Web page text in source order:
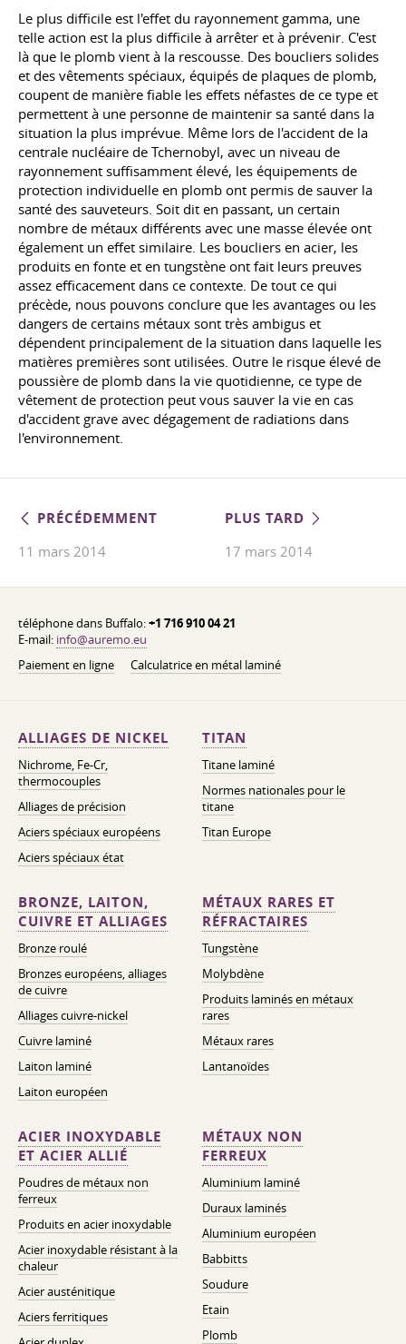
Le plus difficile est l'effet du rayonnement gamma, une
telle action est la plus difficile à arrêter et à prévenir. C'est
là que le plomb vient à la rescousse. Des boucliers solides
et des vêtements spéciaux, équipés de plaques de plomb,
coupent de manière fiable les effets néfastes de ce type et
permettent à une personne de maintenir sa santé dans la
situation la plus imprévue. Même lors de l'accident de la
centrale nucléaire de Tchernobyl, avec un niveau de
rayonnement suffisamment élevé, les équipements de
protection individuelle en plomb ont permis de sauver la
santé des sauveteurs. Soit dit en passant, un certain
nombre de métaux différents avec une masse élevée ont
également un effet similaire. Les boucliers en acier, les
produits en fonte et en tungstène ont fait leurs preuves
assez efficacement dans ce contexte. De tout ce qui
précède, nous pouvons conclure que les avantages ou les
dangers de certains métaux sont très ambigus et
dépendent principalement de la situation dans laquelle les
matières premières sont utilisées. Outre le risque élevé de
poussière de plomb dans la vie quotidienne, ce type de
vêtement de protection peut vous sauver la vie en cas
d'accident grave avec dégagement de radiations dans
l'environnement.
PRÉCÉDEMMENT
11 mars 2014
PLUS TARD
17 mars 2014
téléphone dans Buffalo:+1 716 910 04 21
E-mail: info@auremo.eu
Paiement en ligne
Calculatrice en métal laminé
ALLIAGES DE NICKEL
Nichrome, Fe-Cr,
thermocouples
Alliages de précision
Aciers spéciaux européens
Aciers spéciaux état
TITAN
Titane laminé
Normes nationales pour le
titane
Titan Europe
BRONZE, LAITON,
CUIVRE ET ALLIAGES
Bronze roulé
Bronzes européens, alliages
de cuivre
Alliages cuivre-nickel
Cuivre laminé
Laiton laminé
Laiton européen
MÉTAUX RARES ET
RÉFRACTAIRES
Tungstène
Molybdène
Produits laminés en métaux
rares
Métaux rares
Lantanoïdes
ACIER INOXYDABLE
ET ACIER ALLIÉ
Poudres de métaux non
ferreux
Produits en acier inoxydable
Acier inoxydable résistant à la
chaleur
Acier austénitique
Aciers ferritiques
MÉTAUX NON
FERREUX
Aluminium laminé
Duraux laminés
Aluminium européen
Babbitts
Soudure
Etain
Plomb